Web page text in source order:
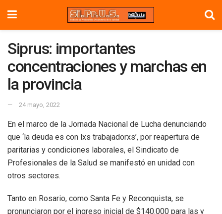
Siprus: importantes
concentraciones y marchas en
la provincia
24 mayo, 2022
En el marco de la Jornada Nacional de Lucha denunciando
que ‘la deuda es con lxs trabajadorxs’, por reapertura de
paritarias y condiciones laborales, el Sindicato de
Profesionales de la Salud se manifestó en unidad con
otros sectores.
Tanto en Rosario, como Santa Fe y Reconquista, se
pronunciaron por el ingreso inicial de $140.000 para las y